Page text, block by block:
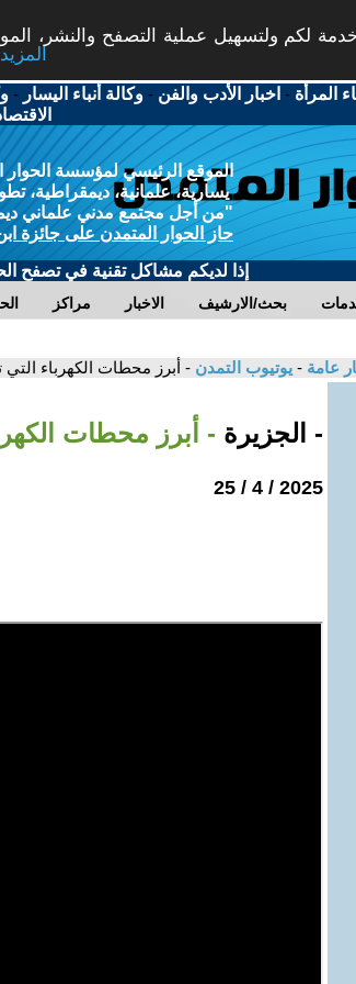
لكم ولتسهيل عملية التصفح والنشر،
More info - المزيد
المرأة - اخبار الأدب والفن -وكالة أنباء اليسار -
الموقع الرئيسي لمؤسسة الحوار
يسارية، علمانية، ديمقراطية،
"من أجل مجتمع مدني علماني
حاز الحوار المتمدن على جائزة
إذا لديكم مشاكل تقنية في تصفح
مراكز الاخبار بحث/الارشيف
عامة - يوتيوب التمدن - أبرز محطات الكهرباء
- الجزيرة - أبرز محطات
2025 / 4 / 25